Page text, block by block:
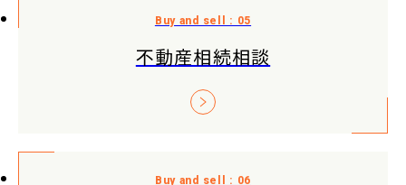
不動産相続相談